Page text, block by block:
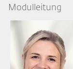
Modulleitung